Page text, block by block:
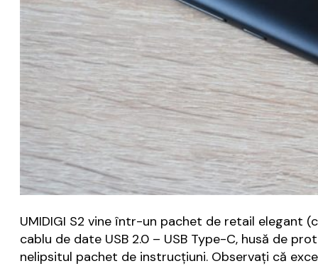
UMIDIGI S2 vine într-un pachet de retail elegant
cablu de date USB 2.0 – USB Type-C, husă de
nelipsitul pachet de instrucţiuni. Observaţi că